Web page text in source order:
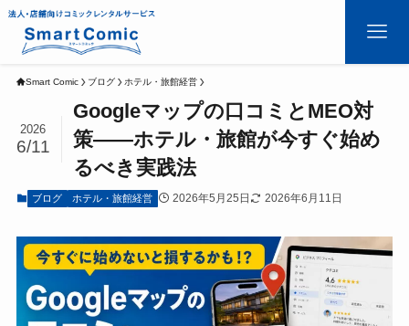
Smart Comic ブログ ホテル・旅館経営
Googleマップの口コミとMEO対
策——ホテル・旅館が今すぐ始め
るべき実践法
2026
6/11
ブログ ホテル・旅館経営 2026年5月25日 2026年6月11日